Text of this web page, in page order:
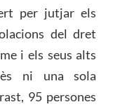
per jutjar els
del dret
i els seus alts
ni una sola
95 persones